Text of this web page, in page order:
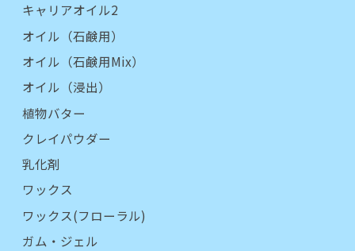
キャリアオイル2
オイル（石鹸用）
オイル（石鹸用Mix）
オイル（浸出）
植物バター
クレイパウダー
乳化剤
ワックス
ワックス(フローラル)
ガム・ジェル